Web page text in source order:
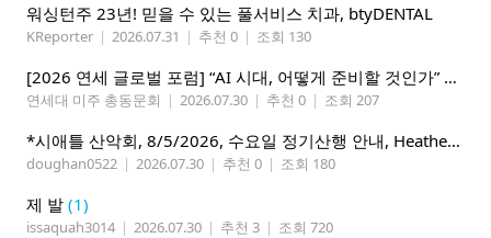
워싱턴주 23년! 믿을 수 있는 풀서비스 치과, btyDENTAL
KReporter | 2026.07.31 | 추천 0 | 조회 130
[2026 연세 글로벌 포럼] “AI 시대, 어떻게 준비할 것인가” 8월 7-10일 벨뷰 개최
연세대 미주 총동문회 | 2026.07.30 | 추천 0 | 조회 207
*시애틀 산악회, 8/5/2026, 수요일 정기산행 안내, Heather Lake*
doughan0522 | 2026.07.30 | 추천 0 | 조회 180
제 발 (1)
issaquah3014 | 2026.07.30 | 추천 3 | 조회 720